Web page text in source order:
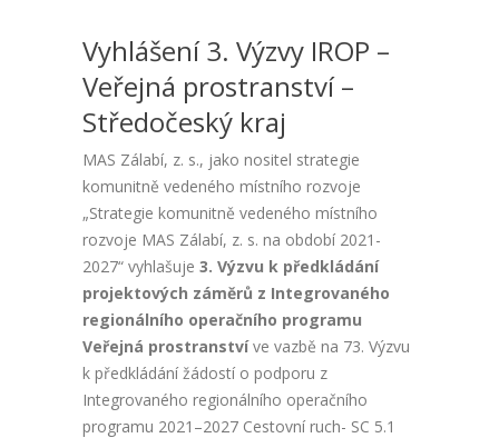
Vyhlášení 3. Výzvy IROP –
Veřejná prostranství –
Středočeský kraj
MAS Zálabí, z. s., jako nositel strategie
komunitně vedeného místního rozvoje
„Strategie komunitně vedeného místního
rozvoje MAS Zálabí, z. s. na období 2021-
2027“ vyhlašuje 3. Výzvu k předkládání
projektových záměrů z Integrovaného
regionálního operačního programu
Veřejná prostranstvíve vazbě na 73. Výzvu
k předkládání žádostí o podporu z
Integrovaného regionálního operačního
programu 2021–2027 Cestovní ruch- SC 5.1